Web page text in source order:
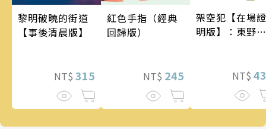
黎明破曉的街道
【事後清晨版】
NT$ 315
紅色手指（經典
回歸版）
NT$ 245
架空犯【在場證
明版】：東野圭
蝠》系列重磅新
NT$